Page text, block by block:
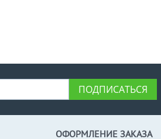
ПОДПИСАТЬСЯ
ОФОРМЛЕНИЕ ЗАКАЗА